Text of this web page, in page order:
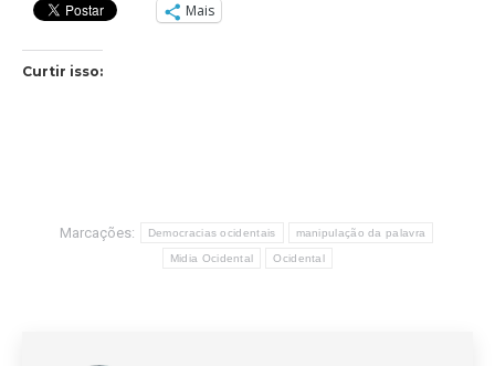
Mais
Curtir isso:
Marcações: Democracias ocidentais manipulação da palavra
Midia Ocidental Ocidental